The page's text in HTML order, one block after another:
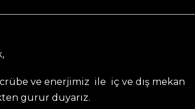
ve enerjimiz ile iç ve dış mekan
gurur duyarız.